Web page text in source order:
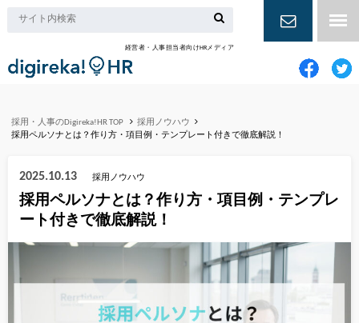
経営者・人事担当者向けHRメディア
お問い合
採用・人事のDigireka!HR TOP
採用ノウハウ
採用ペルソナとは？作り方・項目例・テンプレート付きで徹底解説！
2025.10.13 採用ノウハウ
採用ペルソナとは？作り方・項目例・テンプレ
ート付きで徹底解説！